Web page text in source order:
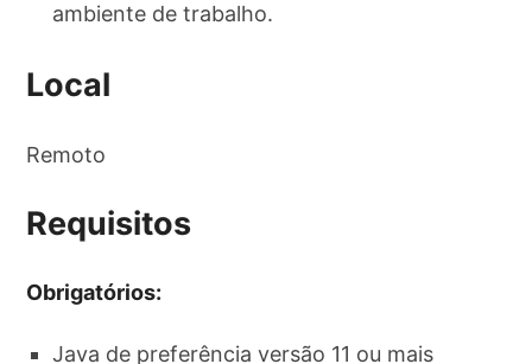
ambiente de trabalho.
Local
Remoto
Requisitos
Obrigatórios:
Java de preferência versão 11 ou mais